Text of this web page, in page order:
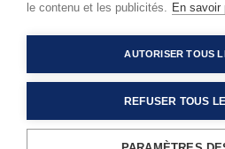
le contenu et les publicités. En savoir
AUTORISER TOUS
REFUSER TOUS